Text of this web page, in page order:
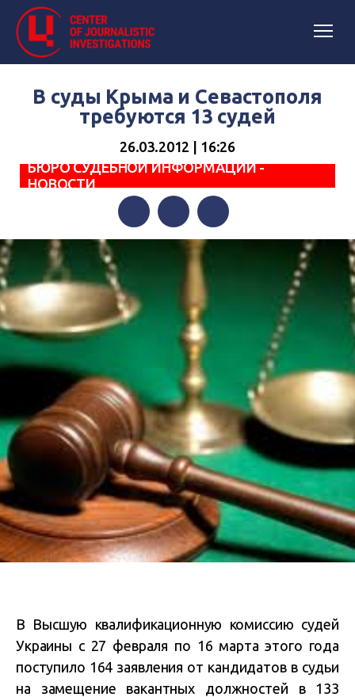
В суды Крыма и Севастополя
требуются 13 судей
26.03.2012 | 16:26
БЮРО СУДЕБНОЙ ИНФОРМАЦИИ -
НОВОСТИ
FacebookTwitterTelegram
В Высшую квалификационную комиссию судей
Украины с 27 февраля по 16 марта этого года
поступило 164 заявления от кандидатов в судьи
на замещение вакантных должностей в 133